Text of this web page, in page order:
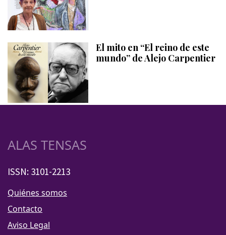
El mito en “El reino de este
mundo” de Alejo Carpentier
ALAS TENSAS
ISSN: 3101-2213
Quiénes somos
Contacto
Aviso Legal